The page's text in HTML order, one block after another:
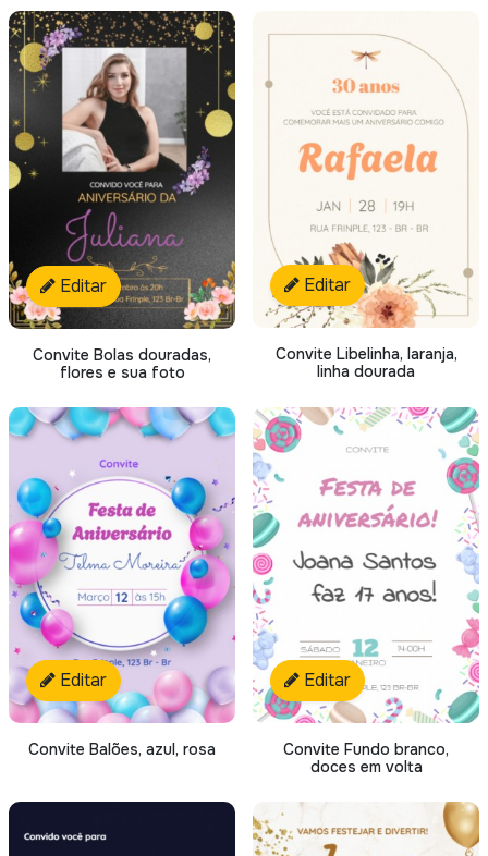
Editar
Convite Bolas douradas,
flores e sua foto
Editar
Convite Libelinha, laranja,
linha dourada
Editar
Convite Balões, azul, rosa
Editar
Convite Fundo branco,
doces em volta